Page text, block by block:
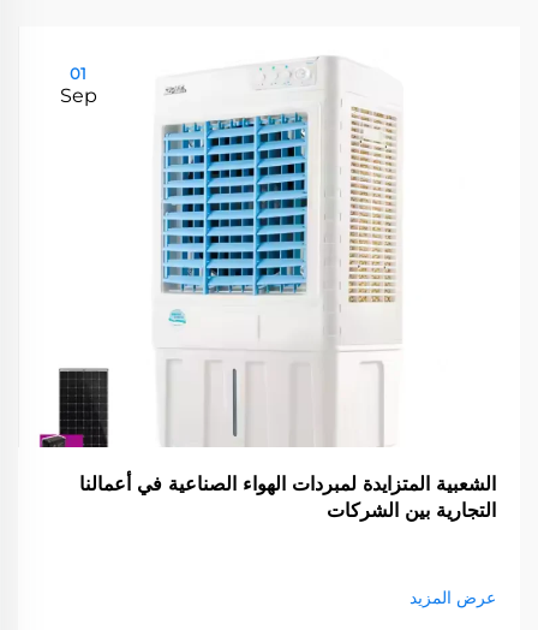
01
Sep
الشعبية المتزايدة لمبردات الهواء الصناعية في أعمالنا
التجارية بين الشركات
عرض المزيد